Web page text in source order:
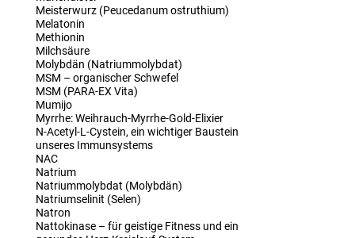
Meisterwurz (Peucedanum ostruthium)
Melatonin
Methionin
Milchsäure
Molybdän (Natriummolybdat)
MSM – organischer Schwefel
MSM (PARA-EX Vita)
Mumijo
Myrrhe: Weihrauch-Myrrhe-Gold-Elixier
N-Acetyl-L-Cystein, ein wichtiger Baustein
unseres Immunsystems
NAC
Natrium
Natriummolybdat (Molybdän)
Natriumselinit (Selen)
Natron
Nattokinase – für geistige Fitness und ein